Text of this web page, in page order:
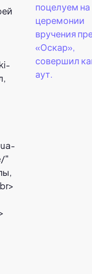
поцелуем на
церемонии
вручения
«Оскар»,
совершил
аут.